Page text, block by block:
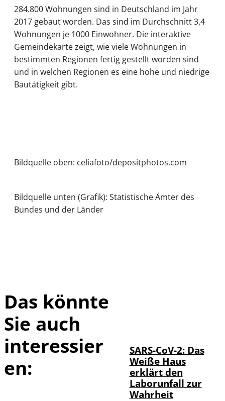
284.800 Wohnungen sind in Deutschland im Jahr
2017 gebaut worden. Das sind im Durchschnitt 3,4
Wohnungen je 1000 Einwohner. Die interaktive
Gemeindekarte zeigt, wie viele Wohnungen in
bestimmten Regionen fertig gestellt worden sind
und in welchen Regionen es eine hohe und niedrige
Bautätigkeit gibt.
Bildquelle oben: celiafoto/depositphotos.com
Bildquelle unten (Grafik): Statistische Ämter des
Bundes und der Länder
Das könnte
Sie auch
interessier
en:
SARS-CoV-2: Das
Weiße Haus
erklärt den
Laborunfall zur
Wahrheit